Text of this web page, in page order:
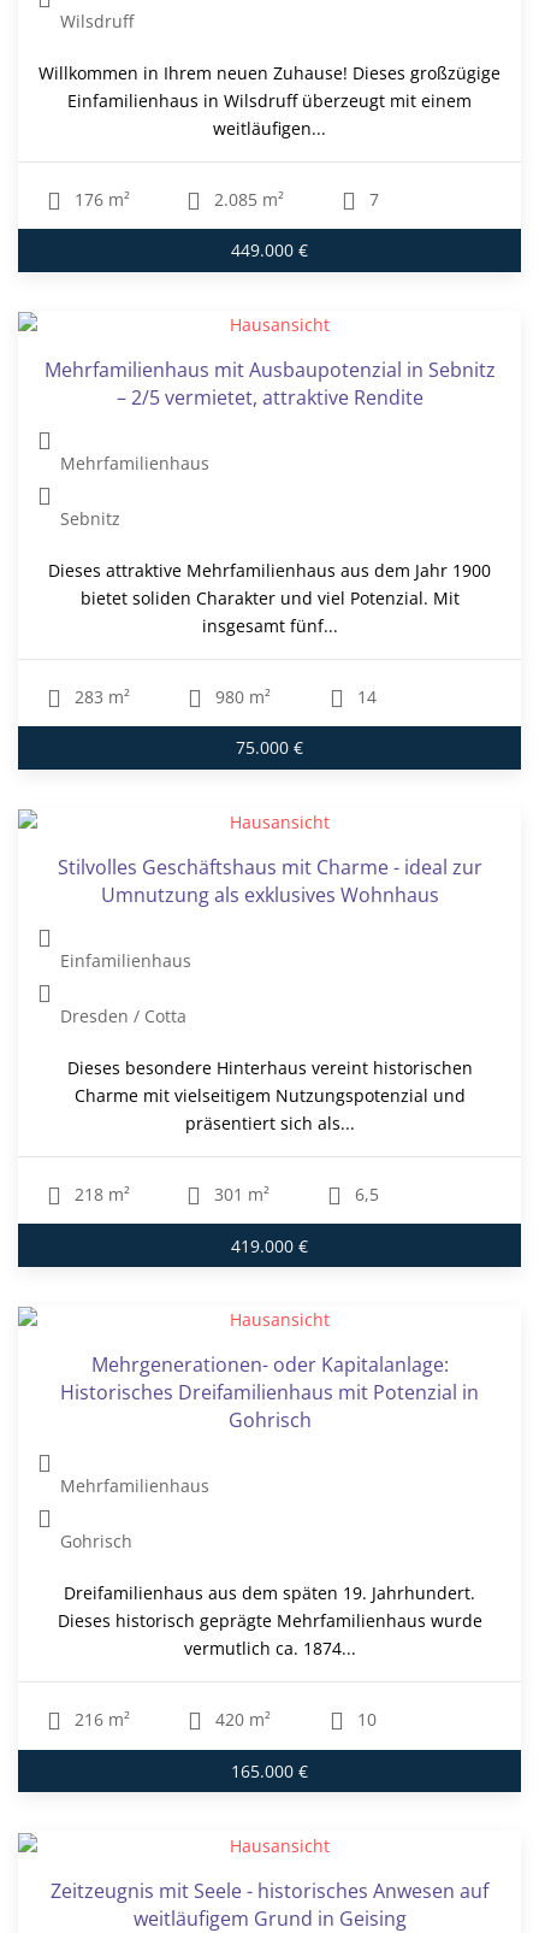
Wilsdruff
Willkommen in Ihrem neuen Zuhause! Dieses großzügige
Einfamilienhaus in Wilsdruff überzeugt mit einem
weitläufigen...
176 m² 2.085 m² 7
449.000 €
Mehrfamilienhaus mit Ausbaupotenzial in Sebnitz
– 2/5 vermietet, attraktive Rendite
Mehrfamilienhaus
Sebnitz
Dieses attraktive Mehrfamilienhaus aus dem Jahr 1900
bietet soliden Charakter und viel Potenzial. Mit
insgesamt fünf...
283 m² 980 m² 14
75.000 €
Stilvolles Geschäftshaus mit Charme - ideal zur
Umnutzung als exklusives Wohnhaus
Einfamilienhaus
Dresden / Cotta
Dieses besondere Hinterhaus vereint historischen
Charme mit vielseitigem Nutzungspotenzial und
präsentiert sich als...
218 m² 301 m² 6,5
419.000 €
Mehrgenerationen- oder Kapitalanlage:
Historisches Dreifamilienhaus mit Potenzial in
Gohrisch
Mehrfamilienhaus
Gohrisch
Dreifamilienhaus aus dem späten 19. Jahrhundert.
Dieses historisch geprägte Mehrfamilienhaus wurde
vermutlich ca. 1874...
216 m² 420 m² 10
165.000 €
Zeitzeugnis mit Seele - historisches Anwesen auf
weitläufigem Grund in Geising